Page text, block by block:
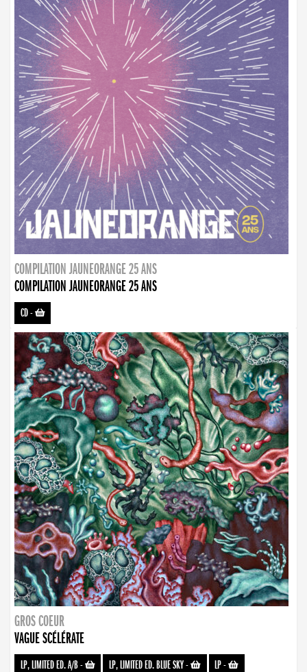
COMPILATION JAUNEORANGE 25 ANS
COMPILATION JAUNEORANGE 25 ANS
CD-
GROS COEUR
VAGUE SCÉLÉRATE
LP, LIMITED ED. A/B- LP, LIMITED ED. BLUE SKY- LP-